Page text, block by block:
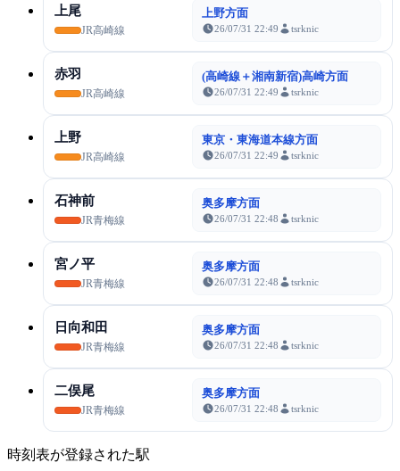
上尾
JR高崎線
上野方面
26/07/31 22:49 tsrknic
赤羽
JR高崎線
(高崎線＋湘南新宿)高崎方面
26/07/31 22:49 tsrknic
上野
JR高崎線
東京・東海道本線方面
26/07/31 22:49 tsrknic
石神前
JR青梅線
奥多摩方面
26/07/31 22:48 tsrknic
宮ノ平
JR青梅線
奥多摩方面
26/07/31 22:48 tsrknic
日向和田
JR青梅線
奥多摩方面
26/07/31 22:48 tsrknic
二俣尾
JR青梅線
奥多摩方面
26/07/31 22:48 tsrknic
時刻表が登録された駅